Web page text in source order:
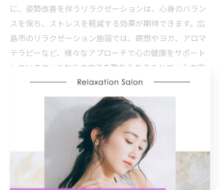
に、姿勢改善を伴うリラクゼーションは、心身のバラン
スを保ち、ストレスを軽減する効果が期待できます。広
島市のリラクゼーション施設では、瞑想やヨガ、アロマ
テラピーなど、様々なアプローチで心の健康をサポート
しています。これらの方法を取り入れることで、心の安
定とリラックスを追求し、日常生活の質を向上させるこ
とができるでしょう。継続的なリラクゼーションの実践
は、より充実した生活を送るための鍵となります。
姿勢改善とリラクゼーションの相
乗効果を広島市で体験